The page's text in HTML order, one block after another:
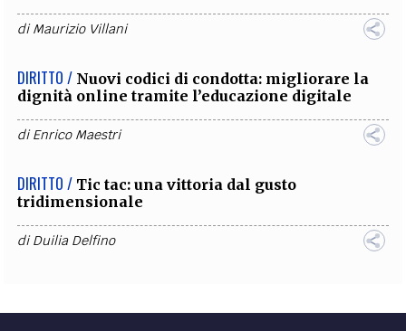
diMaurizio Villani
DIRITTO / Nuovi codici di condotta: migliorare la
dignità online tramite l’educazione digitale
diEnrico Maestri
DIRITTO / Tic tac: una vittoria dal gusto
tridimensionale
diDuilia Delfino